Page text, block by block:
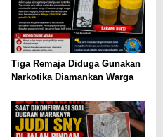
Tiga Remaja Diduga Gunakan
Narkotika Diamankan Warga